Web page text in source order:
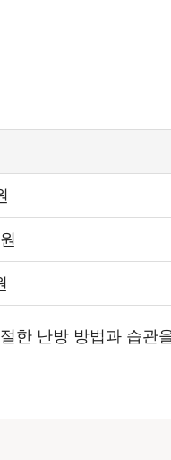
한 난방 방법과 습관